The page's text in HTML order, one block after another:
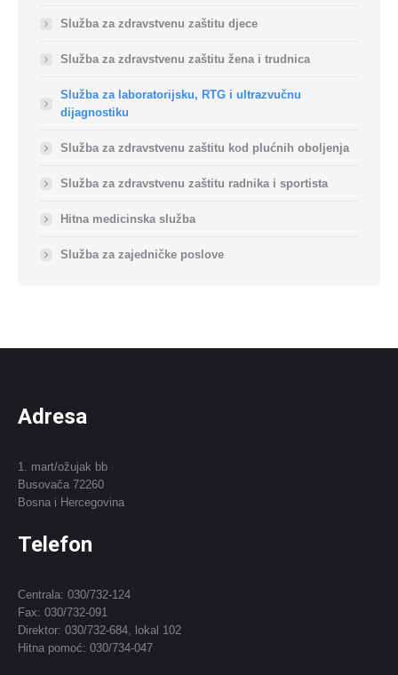
Služba za zdravstvenu zaštitu djece
Služba za zdravstvenu zaštitu žena i trudnica
Služba za laboratorijsku, RTG i ultrazvučnu
dijagnostiku
Služba za zdravstvenu zaštitu kod plućnih oboljenja
Služba za zdravstvenu zaštitu radnika i sportista
Hitna medicinska služba
Služba za zajedničke poslove
Adresa
1. mart/ožujak bb
Busovača 72260
Bosna i Hercegovina
Telefon
Centrala: 030/732-124
Fax: 030/732-091
Direktor: 030/732-684, lokal 102
Hitna pomoć: 030/734-047